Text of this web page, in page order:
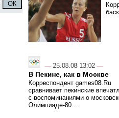
— 25.08.08 13:02 —
В Пекине, как в Москве
Корреспондент games08.Ru
сравнивает пекинские
с воспоминаниями о
Олимпиаде-80....